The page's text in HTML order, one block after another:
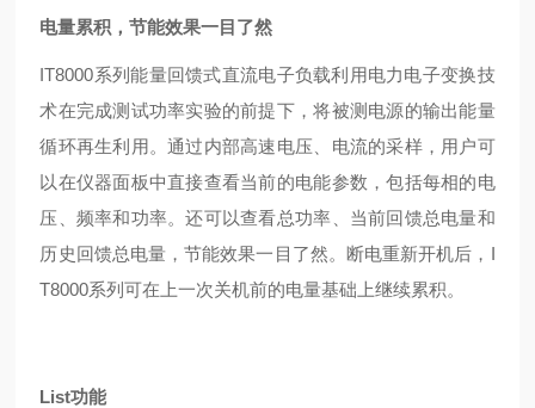
电量累积，节能效果一目了然
IT8000系列能量回馈式直流电子负载利用电力电子变换技
术在完成测试功率实验的前提下，将被测电源的输出能量
循环再生利用。通过内部高速电压、电流的采样，用户可
以在仪器面板中直接查看当前的电能参数，包括每相的电
压、频率和功率。还可以查看总功率、当前回馈总电量和
历史回馈总电量，节能效果一目了然。断电重新开机后，I
T8000系列可在上一次关机前的电量基础上继续累积。
List功能